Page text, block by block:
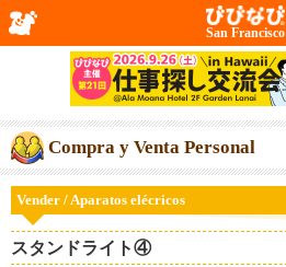
San Francisco
Compra y Venta Personal
Vender / Aparatos elécricos
スタンドライト④